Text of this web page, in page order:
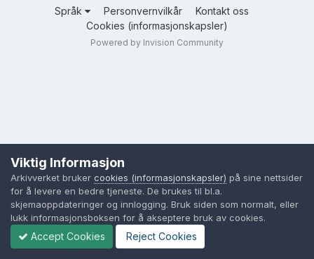
Språk Personvernvilkår
Kontakt oss
Cookies (informasjonskapsler)
Powered by Invision Community
Viktig Informasjon
Arkivverket bruker cookies (informasjonskapsler) på sine nettsider
for å levere en bedre tjeneste. De brukes til bl.a.
skjemaoppdateringer og innlogging. Bruk siden som normalt, eller
lukk informasjonsboksen for å akseptere bruk av cookies.
Accept Cookies Reject Cookies